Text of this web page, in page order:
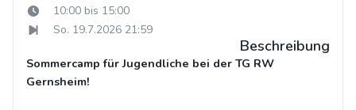
10:00 bis 15:00
So. 19.7.2026 21:59
Beschreibung
Sommercamp für Jugendliche bei der TG RW
Gernsheim!